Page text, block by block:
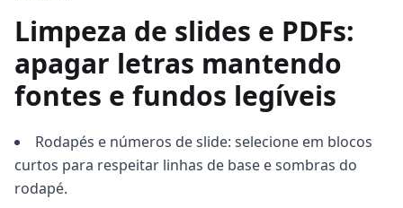
Limpeza de slides e PDFs:
apagar letras mantendo
fontes e fundos legíveis
Rodapés e números de slide: selecione em blocos
curtos para respeitar linhas de base e sombras do
rodapé.